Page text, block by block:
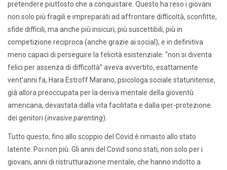
pretendere piuttosto che a conquistare. Questo ha reso i giovani
non solo più fragili e impreparati ad affrontare difficoltà, sconfitte,
sfide difficili, ma anche più insicuri, più suscettibili, più in
competizione reciproca (anche grazie ai social), e in definitiva
meno capaci di perseguire la felicità esistenziale: “non si diventa
felici per assenza di difficoltà” aveva avvertito, esattamente
vent’anni fa, Hara Estroff Marano, psicologa sociale statunitense,
già allora preoccupata per la deriva mentale della gioventù
americana, devastata dalla vita facilitata e dalla iper-protezione
dei genitori (invasive parenting).
Tutto questo, fino allo scoppio del Covid è rimasto allo stato
latente. Poi non più. Gli anni del Covid sono stati, non solo per i
giovani, anni di ristrutturazione mentale, che hanno indotto a